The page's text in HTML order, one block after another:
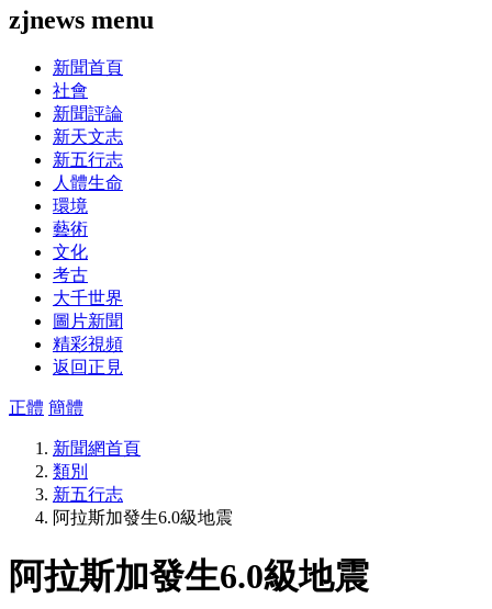
zjnews menu
新聞首頁
社會
新聞評論
新天文志
新五行志
人體生命
環境
藝術
文化
考古
大千世界
圖片新聞
精彩視頻
返回正見
正體 簡體
新聞網首頁
類別
新五行志
阿拉斯加發生6.0級地震
阿拉斯加發生6.0級地震